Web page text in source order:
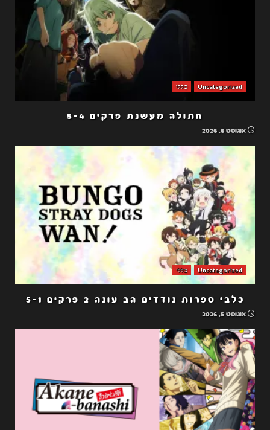
Uncategorized כללי
חתולה מעשנת פרקים 5-4
אוגוסט 6, 2026
Uncategorized כללי
כלבי ספרות נודדים הב עונה 2 פרקים 5-1
אוגוסט 5, 2026